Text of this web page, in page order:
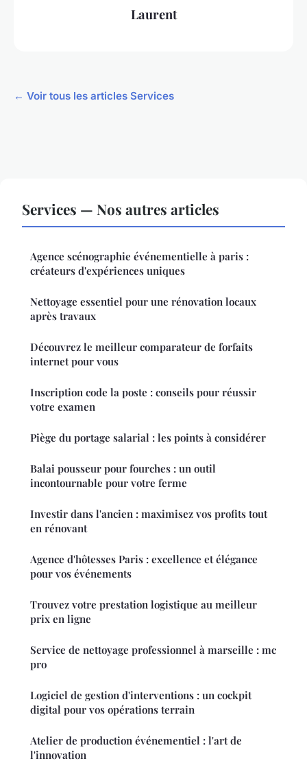
Laurent
← Voir tous les articles Services
Services — Nos autres articles
Agence scénographie événementielle à paris :
créateurs d'expériences uniques
Nettoyage essentiel pour une rénovation locaux
après travaux
Découvrez le meilleur comparateur de forfaits
internet pour vous
Inscription code la poste : conseils pour réussir
votre examen
Piège du portage salarial : les points à considérer
Balai pousseur pour fourches : un outil
incontournable pour votre ferme
Investir dans l'ancien : maximisez vos profits tout
en rénovant
Agence d'hôtesses Paris : excellence et élégance
pour vos événements
Trouvez votre prestation logistique au meilleur
prix en ligne
Service de nettoyage professionnel à marseille : mc
pro
Logiciel de gestion d'interventions : un cockpit
digital pour vos opérations terrain
Atelier de production événementiel : l'art de
l'innovation